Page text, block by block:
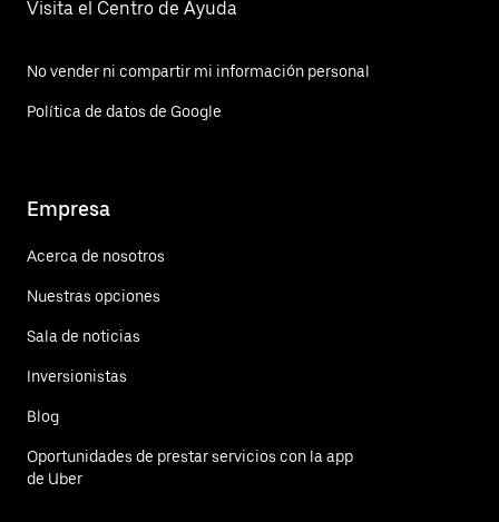
Visita el Centro de Ayuda
No vender ni compartir mi información personal
Política de datos de Google
Empresa
Acerca de nosotros
Nuestras opciones
Sala de noticias
Inversionistas
Blog
Oportunidades de prestar servicios con la app
de Uber